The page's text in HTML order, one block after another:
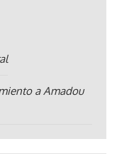
a Amadou